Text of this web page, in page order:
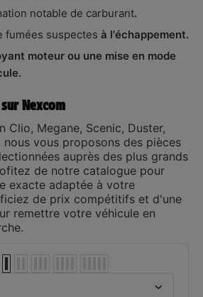
notable de carburant.
fumées suspectes à l'échappement.
moteur ou une mise en mode
Nexcom
Clio, Megane, Scenic, Duster,
nous vous proposons des pièces
auprès des plus grands
de notre catalogue pour
exacte adaptée à votre
de prix compétitifs et d'une
remettre votre véhicule en